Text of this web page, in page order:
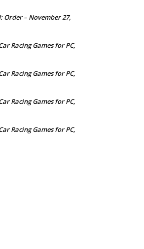
Order – November 27,
Racing Games for PC,
Racing Games for PC,
Racing Games for PC,
Racing Games for PC,